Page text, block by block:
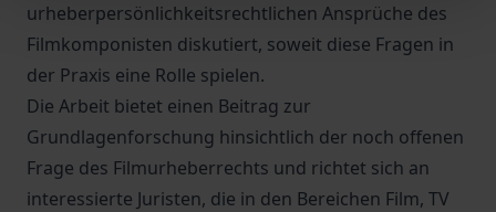
urheberpersönlichkeitsrechtlichen Ansprüche des
Filmkomponisten diskutiert, soweit diese Fragen in
der Praxis eine Rolle spielen.
Die Arbeit bietet einen Beitrag zur
Grundlagenforschung hinsichtlich der noch offenen
Frage des Filmurheberrechts und richtet sich an
interessierte Juristen, die in den Bereichen Film, TV